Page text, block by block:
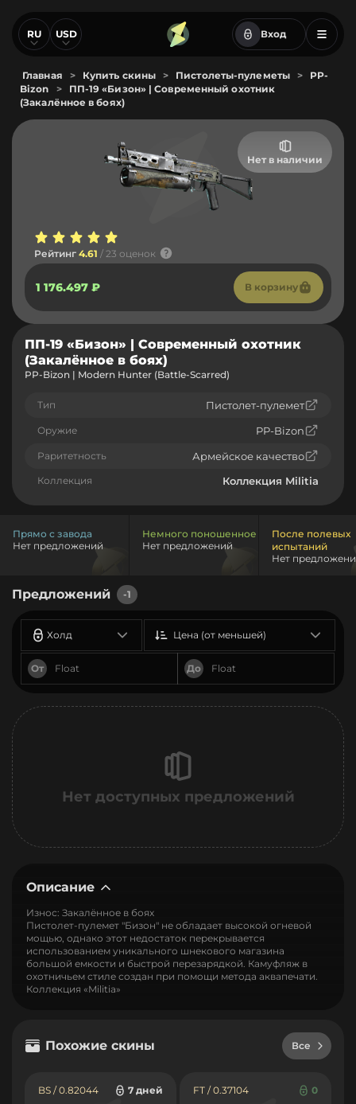
RU USD Вход
Главная > Купить скины > Пистолеты-пулеметы >
PP-
Bizon
>
ПП-19 «Бизон» | Современный охотник
(Закалённое в боях)
Нет в наличии
Рейтинг 4.61 / 23 оценок
1 176.497 ₽ В корзину
ПП-19 «Бизон» | Современный охотник
(Закалённое в боях)
PP-Bizon | Modern Hunter (Battle-Scarred)
Тип Пистолет-пулемет
Оружие PP-Bizon
Раритетность Армейское качество
Коллекция Коллекция Militia
Прямо с завода
Нет предложений
Немного поношенное
Нет предложений
После полевых
испытаний
Нет
Предложений -1
Холд
От До
Цена (от меньшей)
Нет доступных предложений
Описание
Износ: Закалённое в боях
Пистолет-пулемет "Бизон" не обладает высокой огневой
мощью, однако этот недостаток перекрывается
использованием уникального шнекового магазина
большой емкости и быстрой перезарядкой. Камуфляж в
охотничьем стиле создан при помощи метода аквапечати.
Коллекция «Militia»
Похожие скины Все
BS / 0.82044 7 дней FT / 0.37104 0